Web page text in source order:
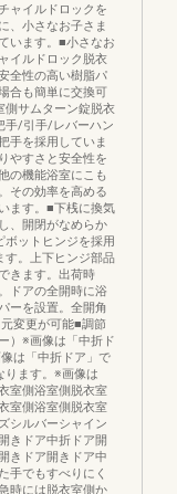
ャイルドロックを
、小さなお子さま
います。■小さなお
イルドロック脱衣
全性の高い樹脂パ
合も簡単に交換可
側サムターン錠脱衣
手/引手/レバーハン
手を採用していま
やすさと安全性を
の機能浴室にこも
その効率を高める
ます。■下桟に換気
、開閉がなめらか
ットヒンジを採用
す。上下ヒンジ部品
きます。出荷時
ドアの全開時に浴
ーを設置。全開角
変更が可能■調節
）※画像は「中折ド
は「中折ドア」で
ります。※画像は
室側浴室側脱衣室
室側浴室側脱衣室
シルバーシャイン
きドア中折ドア開
きドア開きドア中
手でもすべりにく
時には脱衣室側か